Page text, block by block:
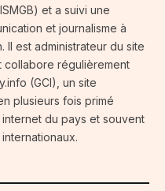
et a suivi une
et journalisme à
Il est administrateur du site
collabore régulièrement
(GCI), un site
plusieurs fois primé
du pays et souvent